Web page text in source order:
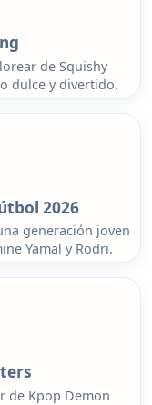
de Squishy
dulce y divertido.
2026
generación joven
Yamal y Rodri.
de Kpop Demon